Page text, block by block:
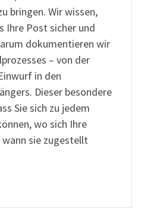
bringen. Wir wissen,
Ihre Post sicher und
dokumentieren wir
– von der
in den
Dieser besondere
Sie sich zu jedem
wo sich Ihre
sie zugestellt